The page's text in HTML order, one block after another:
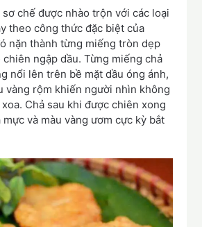
chế được nhào trộn với các loại
theo công thức đặc biệt của
nặn thành từng miếng tròn dẹp
ngập dầu. Từng miếng chả
nổi lên trên bề mặt dầu óng ánh,
vàng rộm khiến người nhìn không
Chả sau khi được chiên xong
và màu vàng ươm cực kỳ bắt